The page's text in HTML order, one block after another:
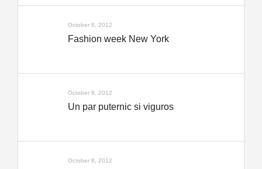
October 8, 2012
Fashion week New York
October 8, 2012
Un par puternic si viguros
October 8, 2012